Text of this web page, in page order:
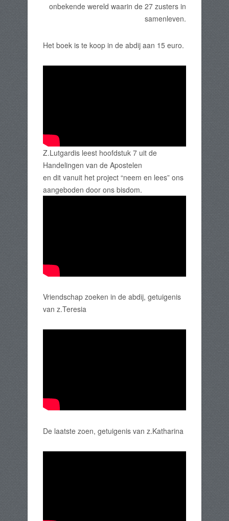
onbekende wereld waarin de 27 zusters in
samenleven.
Het boek is te koop in de abdij aan 15 euro.
Z.Lutgardis leest hoofdstuk 7 uit de
Handelingen van de Apostelen
en dit vanuit het project “neem en lees” ons
aangeboden door ons bisdom.
Vriendschap zoeken in de abdij, getuigenis
van z.Teresia
De laatste zoen, getuigenis van z.Katharina